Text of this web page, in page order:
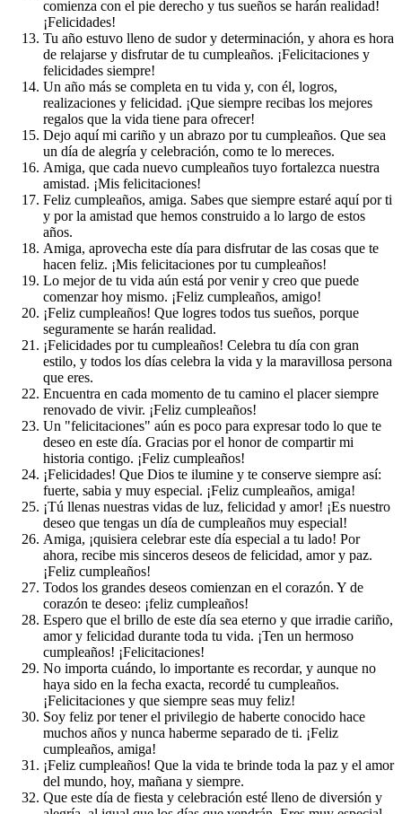
comienza con el pie derecho y tus sueños se harán realidad!
¡Felicidades!
Tu año estuvo lleno de sudor y determinación, y ahora es hora
de relajarse y disfrutar de tu cumpleaños. ¡Felicitaciones y
felicidades siempre!
Un año más se completa en tu vida y, con él, logros,
realizaciones y felicidad. ¡Que siempre recibas los mejores
regalos que la vida tiene para ofrecer!
Dejo aquí mi cariño y un abrazo por tu cumpleaños. Que sea
un día de alegría y celebración, como te lo mereces.
Amiga, que cada nuevo cumpleaños tuyo fortalezca nuestra
amistad. ¡Mis felicitaciones!
Feliz cumpleaños, amiga. Sabes que siempre estaré aquí por ti
y por la amistad que hemos construido a lo largo de estos
años.
Amiga, aprovecha este día para disfrutar de las cosas que te
hacen feliz. ¡Mis felicitaciones por tu cumpleaños!
Lo mejor de tu vida aún está por venir y creo que puede
comenzar hoy mismo. ¡Feliz cumpleaños, amigo!
¡Feliz cumpleaños! Que logres todos tus sueños, porque
seguramente se harán realidad.
¡Felicidades por tu cumpleaños! Celebra tu día con gran
estilo, y todos los días celebra la vida y la maravillosa persona
que eres.
Encuentra en cada momento de tu camino el placer siempre
renovado de vivir. ¡Feliz cumpleaños!
Un "felicitaciones" aún es poco para expresar todo lo que te
deseo en este día. Gracias por el honor de compartir mi
historia contigo. ¡Feliz cumpleaños!
¡Felicidades! Que Dios te ilumine y te conserve siempre así:
fuerte, sabia y muy especial. ¡Feliz cumpleaños, amiga!
¡Tú llenas nuestras vidas de luz, felicidad y amor! ¡Es nuestro
deseo que tengas un día de cumpleaños muy especial!
Amiga, ¡quisiera celebrar este día especial a tu lado! Por
ahora, recibe mis sinceros deseos de felicidad, amor y paz.
¡Feliz cumpleaños!
Todos los grandes deseos comienzan en el corazón. Y de
corazón te deseo: ¡feliz cumpleaños!
Espero que el brillo de este día sea eterno y que irradie cariño,
amor y felicidad durante toda tu vida. ¡Ten un hermoso
cumpleaños! ¡Felicitaciones!
No importa cuándo, lo importante es recordar, y aunque no
haya sido en la fecha exacta, recordé tu cumpleaños.
¡Felicitaciones y que siempre seas muy feliz!
Soy feliz por tener el privilegio de haberte conocido hace
muchos años y nunca haberme separado de ti. ¡Feliz
cumpleaños, amiga!
¡Feliz cumpleaños! Que la vida te brinde toda la paz y el amor
del mundo, hoy, mañana y siempre.
Que este día de fiesta y celebración esté lleno de diversión y